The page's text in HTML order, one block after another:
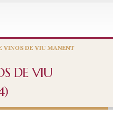
VINOS DE VIU MANENT
DE VIU